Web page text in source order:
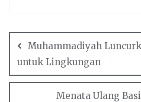
Muhammadiyah
untuk Lingkungan
Menata Ulang